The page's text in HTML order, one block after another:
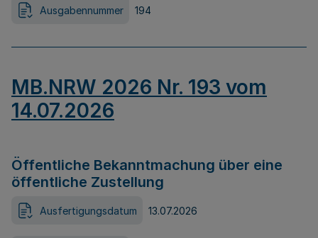
Ausgabennummer 194
MB.NRW 2026 Nr. 193 vom
14.07.2026
Öffentliche Bekanntmachung über eine
öffentliche Zustellung
Ausfertigungsdatum 13.07.2026